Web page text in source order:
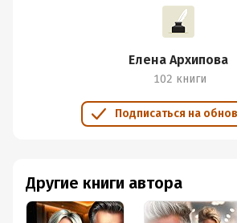
Елена Архипова
102 книги
Подписаться на
Другие книги автора